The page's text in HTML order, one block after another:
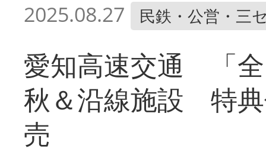
2025.08.27 民鉄・公営・三
愛知高速交通 「
秋＆沿線施設 特
売